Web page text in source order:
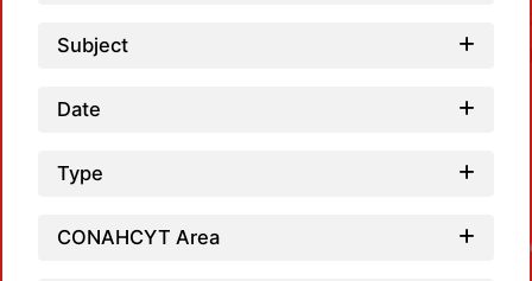
Subject
Date
Type
CONAHCYT Area